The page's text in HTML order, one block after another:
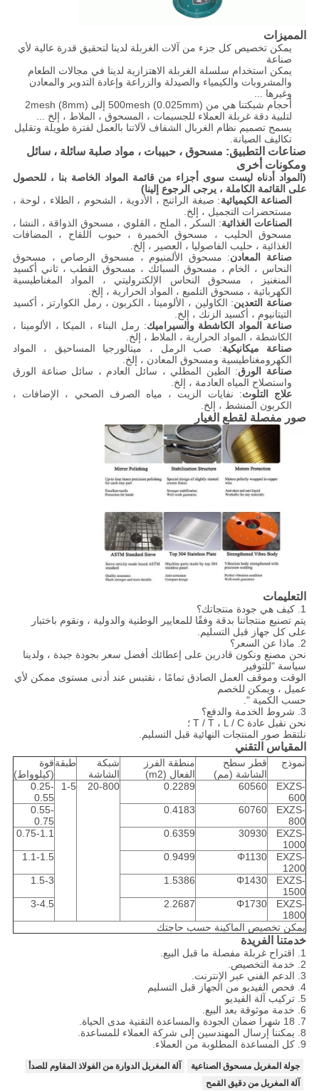
المميزات
يمكن تخصيص كل جزء من آلات الغربلة لدينا لتحقيق قدرة عالية لأي
صناعة
يمكن استخدام سلسلة الغربلة الاهتزازية لدينا في مجالات الطعام
والمشروبات والكيمياء والصيدلة والزراعة وإعادة التدوير والمعادن
وغيرها ...
أحجام شبكتنا هي من 500mesh (0.025mm) إلى 2mesh (8mm)
لتلبية دقة غربلة العملاء للجسيمات ، المسحوق ، الملاط ، إلخ ...
يسمح تصميم نظام الغربال الشفاف لآلاتنا بالعمل لفترة طويلة وتقليل
تكاليف الصيانة.
صناعات التطبيق: مسحوق ، حبيبات ، مواد صلبة سائلة ، سائل
ومكونات أخرى
(المواد أدناه ليست سوى أجزاء من قائمة المواد الخاصة بنا ، للحصول
على القائمة الكاملة ، يرجى الرجوع إلينا)
الصناعة الكيميائية: صبغة الراتنج ، الأدوية ، الشحوم ، الطلاء ، لوحة ،
مستحضرات التجميل ، إلخ.
الصناعات الغذائية: السكر ، الملح ، القلوي ، مسحوق الذواقة ، النشا ،
مسحوق الحليب ، مسحوق الخميرة ، حبوب اللقاح ، المضافات
الغذائية ، حليب الفاصوليا ، العصير ، إلخ.
صناعة المعادن: مسحوق الألمنيوم ، مسحوق الرصاص ، مسحوق
النحاس ، الخام ، مسحوق السبائك ، مسحوق القطب ، ثاني أكسيد
المنغنيز ، مسحوق النحاس الإلكتروليتي ، المواد المغناطيسية
الكهربائية ، مسحوق التلميع ، المواد الحرارية ، إلخ.
صناعة التعدين: الكاولين ، الألومينا ، الكربون ، رمل الكوارتز ، أكسيد
التيتانيوم ، أكسيد الزنك ، إلخ.
صناعة المواد الكاشطة والسيراميك: رمل البناء ، الميكا ، الألومينا ،
الكاشطة ، المواد الحرارية ، الملاط ، إلخ.
صناعة ميكانيكية: صب الرمل ، ميتالورجيا المساحيق ، المواد
الكهرومغناطيسية ومسحوق المعادن ، إلخ.
صناعة الورق: الطين المطلي ، سائل العادم ، سائل صناعة الورق
واستصلاح المياه العادمة ، إلخ.
علاج التلوث: نفايات الزيت ، مياه الصرف الصحي ، الإضافات ،
الكربون المنشط ، إلخ.
صور مفصلة لقطع الغيار
التعليمات
1. كيف هي جودة منتجاتك؟
يتم تصنيع منتجاتنا بدقة وفقًا للمعايير الوطنية والدولية ، ونقوم باختبار
على كل جهاز قبل التسليم.
2. ماذا عن السعر؟
نحن مصنع ونكون قادرين على إعطائك أفضل سعر بجودة جيدة ، ولدينا
سياسة "للتوفير
الوقت وموقف العمل الصادق تمامًا ، نقتبس عند أدنى مستوى ممكن لأي
عميل ، ويمكن للخصم
حسب الكمية ".
3. شروط الخدمة والدفع؟
نحن نقبل عادة T / T ، L / C ؛
نلتقط صور المنتجات النهائية قبل التسليم.
المقياس التقني
نموذج
قطر سطح
الشاشة (مم)
منطقة الفرز
الفعال (m2)
شبكة
الشاشة
طبقةقوة
(كيلوواط)
EXZS-
600
60560
0.2289
20-800
1-5
0.25-
0.55
EXZS-
800
60760
0.4183
0.55-
0.75
EXZS-
1000
30930
0.6359
0.75-1.1
EXZS-
1200
Φ1130
0.9499
1.1-1.5
EXZS-
1500
Φ1430
1.5386
1.5-3
EXZS-
1800
Φ1730
2.2687
3-4.5
يمكن تخصيص الماكينة حسب حاجتك
خدمتنا الفريدة
1. اقتراح غربلة مفصلة ما قبل البيع.
2. خدمة التخصيص.
3. الدعم الفني عبر الإنترنت.
4. فحص الفيديو من الجهاز قبل التسليم
5. تركيب آلة الفيديو
6. خدمة موثوقة بعد البيع.
7. 18 شهرا ضمان الجودة والمساعدة التقنية مدى الحياة.
8. يمكننا إرسال المهندسين إلى شركة العملاء للمساعدة.
9. كل المساعدة المطلوبة من العملاء.
جولة المغربل مسحوق الصناعية
آلة المغربل الدوارة من الفولاذ المقاوم للصدأ
آلة المغربل من دقيق القمح